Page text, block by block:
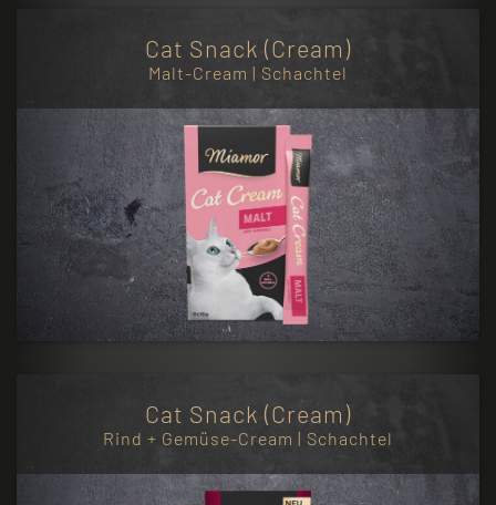
Cat Snack (Cream)
Malt-Cream | Schachtel
Cat Snack (Cream)
Rind + Gemüse-Cream | Schachtel